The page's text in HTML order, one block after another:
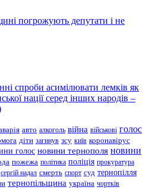
погрожують депутати і не
спроби асимілювати лемків як
нації серед інших народів –
авто алкоголь війна військові голос
діти загинув зсу київ коронавірус
голос новини тернополя новини
пожежа політика поліція прокуратура
сергій надал смерть спорт суд тернопілля
тернопільщина україна чортків